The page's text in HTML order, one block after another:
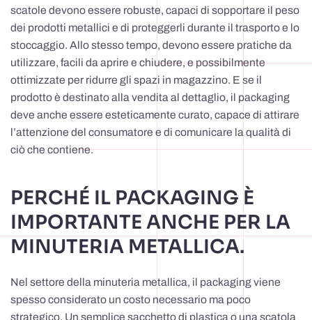
scatole devono essere robuste, capaci di sopportare il peso
dei prodotti metallici e di proteggerli durante il trasporto e lo
stoccaggio. Allo stesso tempo, devono essere pratiche da
utilizzare, facili da aprire e chiudere, e possibilmente
ottimizzate per ridurre gli spazi in magazzino. E se il
prodotto è destinato alla vendita al dettaglio, il packaging
deve anche essere esteticamente curato, capace di attirare
l’attenzione del consumatore e di comunicare la qualità di
ciò che contiene.
PERCHÉ IL PACKAGING È
IMPORTANTE ANCHE PER LA
MINUTERIA METALLICA.
Nel settore della minuteria metallica, il packaging viene
spesso considerato un costo necessario ma poco
strategico. Un semplice sacchetto di plastica o una scatola